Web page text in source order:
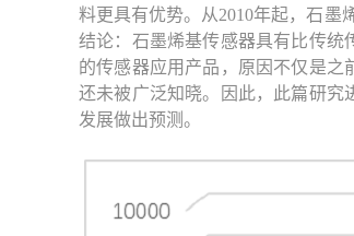
料更具有优势。从2010年起，石墨
结论：石墨烯基传感器具有比传统
的传感器应用产品，原因不仅是
还未被广泛知晓。因此，此篇研究
发展做出预测。